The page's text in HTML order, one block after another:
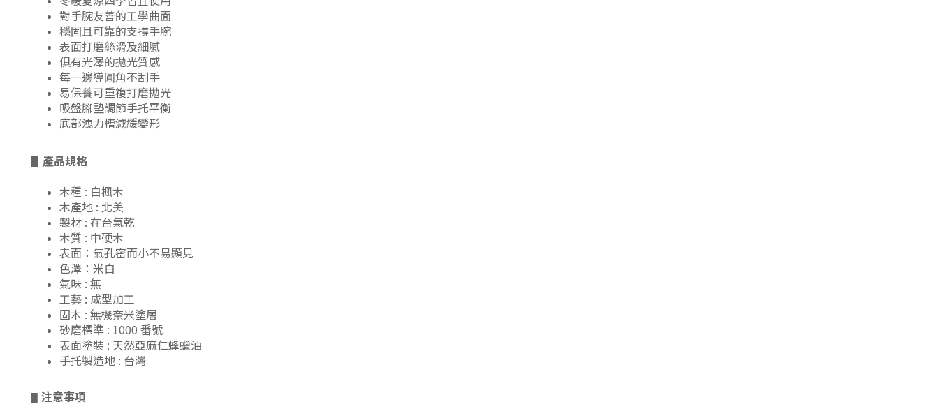
對手腕友善的工學曲面
穩固且可靠的支撐手腕
表面打磨絲滑及細膩
俱有光澤的拋光質感
每一邊導圓角不刮手
易保養可重複打磨拋光
吸盤腳墊調節手托平衡
底部洩力槽減緩變形
▋ 產品規格
木種 : 白楓木
木產地 : 北美
製材 : 在台氣乾
木質 : 中硬木
表面：氣孔密而小不易顯見
色澤：米白
氣味 : 無
工藝 : 成型加工
固木 : 無機奈米塗層
砂磨標準 : 1000 番號
表面塗裝 : 天然亞麻仁蜂蠟油
手托製造地 : 台灣
▋ 注意事項